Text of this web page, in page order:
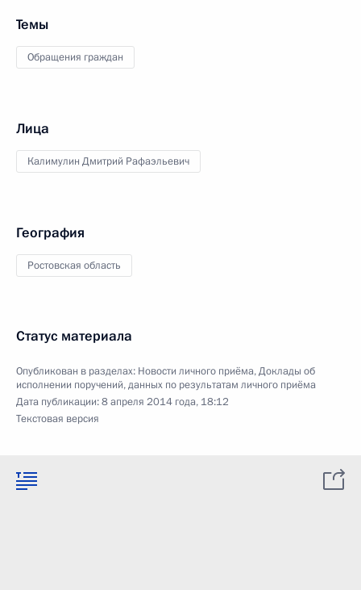
Темы
Обращения граждан
Лица
Калимулин Дмитрий Рафаэльевич
География
Ростовская область
Статус материала
Опубликован в разделах: Новости личного приёма,Доклады об
исполнении поручений, данных по результатам личного приёма
Дата публикации:8 апреля 2014 года, 18:12
Текстовая версия